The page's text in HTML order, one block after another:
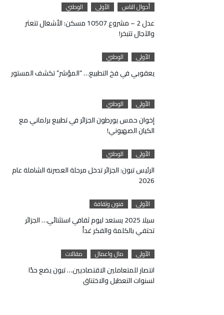
أحوال الناس الأولى الوطني
عدل 2 – مشروع 10507 مسكن: الأشغال تتعثر
والآجال تتبخر!
الأولى الوطني
يعقوبي في فخ التطبيع… “المؤشر” تكشف المستور
الأولى الوطني
إخوان حمس يورطون الجزائر في تطبيع برلماني مع
الكيان الصهيوني!
الأولى الوطني
الرئيس تبون: الجزائر تدخل مرحلة العصرنة الشاملة عام
2026
الأولى فنون وثقافة
سيلا 2025 يستعد ليوم ثقافي استثنائي… الجزائر
تحتفي بالكلمة والفكر غداً
الأولى مال واعمال مقالات
انتصار للمتعاملين الاقتصاديين… تبون يضع حدًا
لسنوات التعطيل والاختناق